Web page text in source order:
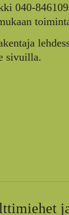
040-
sivuilla.